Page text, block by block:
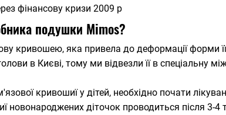
фінансову кризи 2009 р
подушки Mimos?
кривошею, яка привела до деформації форми
в Києві, тому ми відвезли її в спеціальну
кривошиї у дітей, необхідно почати
діточок проводиться після 3-4